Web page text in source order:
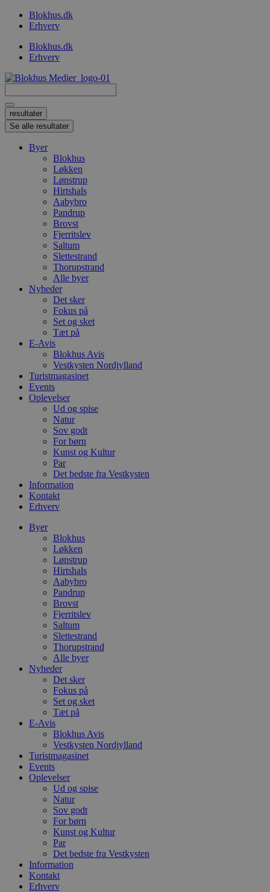
VidereBlokhus.dk
Erhverv
Blokhus.dk
Erhverv
...
resultater
Se alle resultater
Byer
Blokhus
Løkken
Lønstrup
Hirtshals
Aabybro
Pandrup
Brovst
Fjerritslev
Saltum
Slettestrand
Thorupstrand
Alle byer
Nyheder
Det sker
Fokus på
Set og sket
Tæt på
E-Avis
Blokhus Avis
Vestkysten Nordjylland
Turistmagasinet
Events
Oplevelser
Ud og spise
Natur
Sov godt
For børn
Kunst og Kultur
Par
Det bedste fra Vestkysten
Information
Kontakt
Erhverv
Byer
Blokhus
Løkken
Lønstrup
Hirtshals
Aabybro
Pandrup
Brovst
Fjerritslev
Saltum
Slettestrand
Thorupstrand
Alle byer
Nyheder
Det sker
Fokus på
Set og sket
Tæt på
E-Avis
Blokhus Avis
Vestkysten Nordjylland
Turistmagasinet
Events
Oplevelser
Ud og spise
Natur
Sov godt
For børn
Kunst og Kultur
Par
Det bedste fra Vestkysten
Information
Kontakt
Erhverv